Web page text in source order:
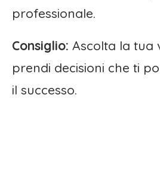
professionale.
Consiglio: Ascolta la tua
prendi decisioni che ti
il successo.